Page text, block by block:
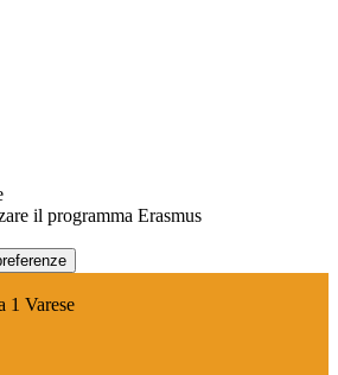
il programma Erasmus
1 Varese